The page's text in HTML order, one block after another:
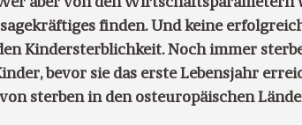
finden. Und keine
Kindersterblichkeit. Noch immer
bevor sie das erste Lebensjahr
sterben in den osteuropäischen